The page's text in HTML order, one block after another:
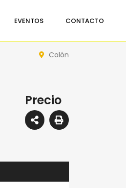
EVENTOS CONTACTO
Colón
Precio